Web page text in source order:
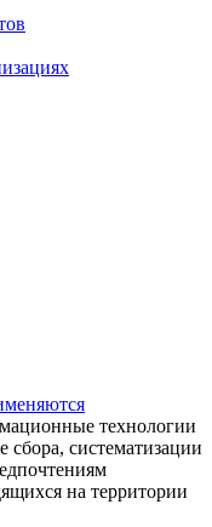
технологии
систематизации
на территории